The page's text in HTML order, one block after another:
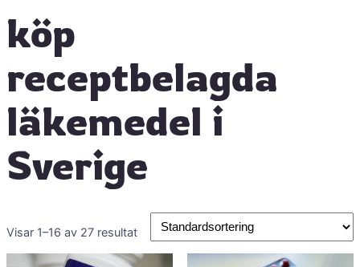
köp
receptbelagda
läkemedel i
Sverige
Visar 1–16 av 27 resultat